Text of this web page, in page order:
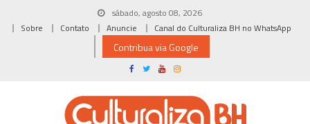
sábado, agosto 08, 2026
Sobre
Contato Anuncie Canal do Culturaliza BH no WhatsApp
Contribua via Google